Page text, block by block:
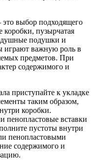
выбор подходящего
коробки, пузырчатая
подушки и
играют важную роль в
предметов. При
содержимого и
приступайте к укладке
таким образом,
коробки.
пенопластовые вставки
пустоты внутри
пенопластовыми
содержимого и